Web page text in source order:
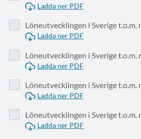
Ladda ner PDF
Löneutvecklingen i Sverige t.o.m.
Ladda ner PDF
Löneutvecklingen i Sverige t.o.m.
Ladda ner PDF
Löneutvecklingen i Sverige t.o.m.
Ladda ner PDF
Löneutvecklingen i Sverige t.o.m.
Ladda ner PDF